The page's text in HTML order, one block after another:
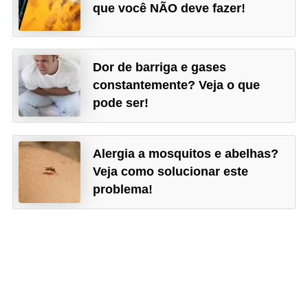
que você NÃO deve fazer!
Dor de barriga e gases
constantemente? Veja o que
pode ser!
Alergia a mosquitos e abelhas?
Veja como solucionar este
problema!